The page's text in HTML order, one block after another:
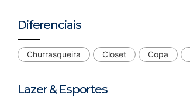
Diferenciais
Churrasqueira Closet Copa
Lazer & Esportes